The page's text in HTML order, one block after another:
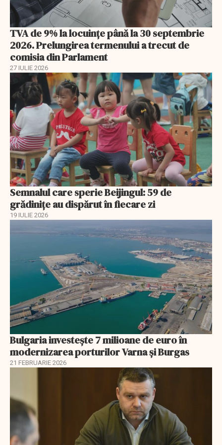
TVA de 9% la locuințe până la 30 septembrie
2026. Prelungirea termenului a trecut de
comisia din Parlament
27 IULIE 2026
Semnalul care sperie Beijingul: 59 de
grădinițe au dispărut în fiecare zi
19 IULIE 2026
Bulgaria investește 7 milioane de euro în
modernizarea porturilor Varna și Burgas
21 FEBRUARIE 2026